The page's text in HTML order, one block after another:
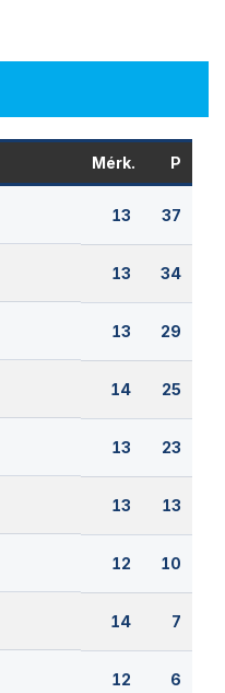
Mérk. P
13 37
13 34
13 29
14 25
13 23
13 13
12 10
14 7
12 6